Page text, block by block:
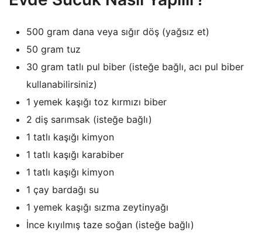
500 gram dana veya sığır döş (yağsız et)
50 gram tuz
30 gram tatlı pul biber (isteğe bağlı, acı pul biber
kullanabilirsiniz)
1 yemek kaşığı toz kırmızı biber
2 diş sarımsak (isteğe bağlı)
1 tatlı kaşığı kimyon
1 tatlı kaşığı karabiber
1 tatlı kaşığı kimyon
1 çay bardağı su
1 yemek kaşığı sızma zeytinyağı
İnce kıyılmış taze soğan (isteğe bağlı)